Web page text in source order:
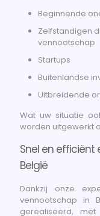
Beginnende
Zelfstandigen
vennootschap
Startups
Buitenlandse
Uitbreidende
Wat uw situatie
worden uitgewerkt
Snel en
België
Dankzij onze
vennootschap in
gerealiseerd,